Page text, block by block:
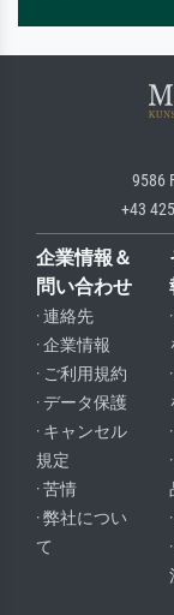
9586
+43
企業情報＆
問い合わせ
· 連絡先
· 企業情報
· ご利用規約
· データ保護
· キャンセル
規定
· 苦情
· 弊社につい
て